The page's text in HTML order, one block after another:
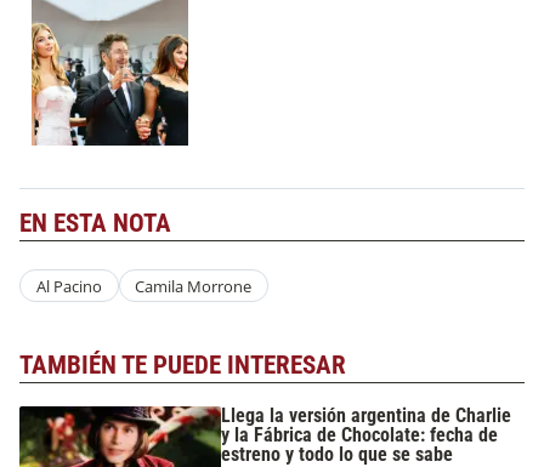
EN ESTA NOTA
Al Pacino Camila Morrone
TAMBIÉN TE PUEDE INTERESAR
Llega la versión argentina de Charlie
y la Fábrica de Chocolate: fecha de
estreno y todo lo que se sabe